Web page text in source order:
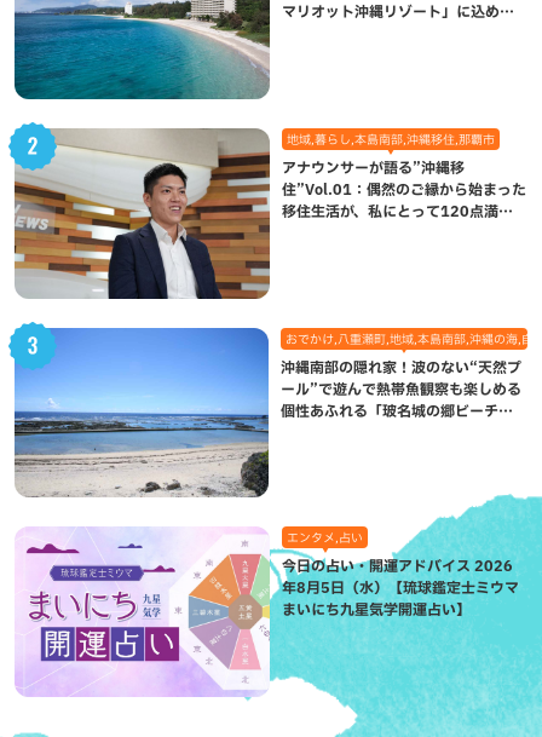
マリオット沖縄リゾート」に込めら
地域,暮らし,本島南部,沖縄移住,那覇市
アナウンサーが語る”沖縄移
住”Vol.01：偶然のご縁から始まった
移住生活が、私にとって120点満点
おでかけ,八重瀬町,地域,本島南部,沖縄の海,自
沖縄南部の隠れ家！波のない“天然プ
ール”で遊んで熱帯魚観察も楽しめる
個性あふれる「玻名城の郷ビーチ」
エンタメ,占い
今日の占い・開運アドバイス 2026
年8月5日（水）【琉球鑑定士ミウマ
まいにち九星気学開運占い】